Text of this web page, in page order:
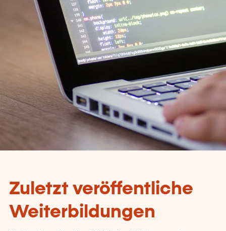
Zuletzt veröffentliche
Weiterbildungen